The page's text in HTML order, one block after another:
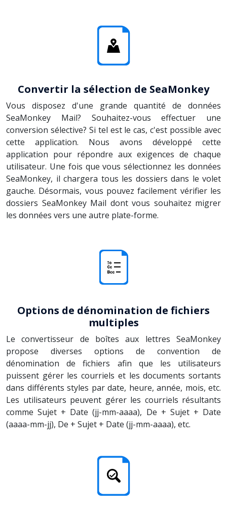
Convertir la sélection de SeaMonkey
Vous disposez d'une grande quantité de données
SeaMonkey Mail? Souhaitez-vous effectuer une
conversion sélective? Si tel est le cas, c'est possible avec
cette application. Nous avons développé cette
application pour répondre aux exigences de chaque
utilisateur. Une fois que vous sélectionnez les données
SeaMonkey, il chargera tous les dossiers dans le volet
gauche. Désormais, vous pouvez facilement vérifier les
dossiers SeaMonkey Mail dont vous souhaitez migrer
les données vers une autre plate-forme.
Options de dénomination de fichiers
multiples
Le convertisseur de boîtes aux lettres SeaMonkey
propose diverses options de convention de
dénomination de fichiers afin que les utilisateurs
puissent gérer les courriels et les documents sortants
dans différents styles par date, heure, année, mois, etc.
Les utilisateurs peuvent gérer les courriels résultants
comme Sujet + Date (jj-mm-aaaa), De + Sujet + Date
(aaaa-mm-jj), De + Sujet + Date (jj-mm-aaaa), etc.